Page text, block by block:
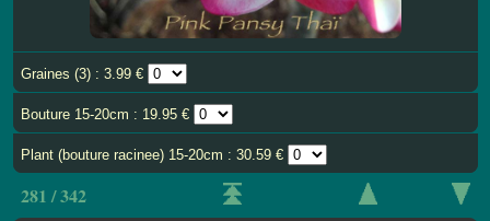
Graines (3) : 3.99 €
Bouture 15-20cm : 19.95 €
Plant (bouture racinee) 15-20cm : 30.59 €
281 / 342